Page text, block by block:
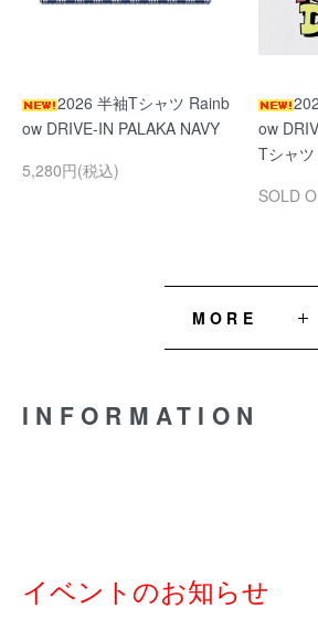
2026 半袖Tシャツ Rainb
ow DRIVE-IN PALAKA NAVY
5,280円(税込)
ow
Tシャツ
SOLD
MORE
INFORMATION
イベントのお知らせ